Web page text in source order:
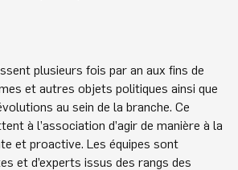
plusieurs fois par an aux fins de
et autres objets politiques ainsi que
au sein de la branche. Ce
à l’association d’agir de manière à la
et proactive. Les équipes sont
et d’experts issus des rangs des